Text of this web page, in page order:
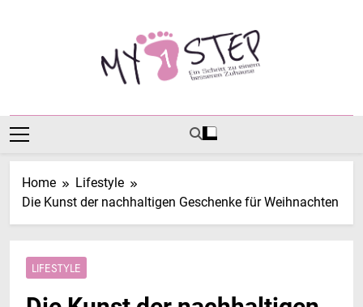
MY1STEP
Home
Lifestyle
Die Kunst der nachhaltigen Geschenke für Weihnachten
LIFESTYLE